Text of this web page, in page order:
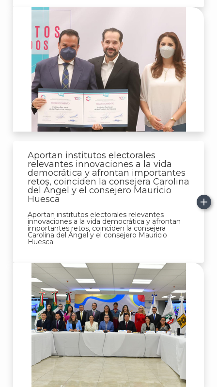
Aportan institutos electorales
relevantes innovaciones a la vida
democrática y afrontan importantes
retos, coinciden la consejera Carolina
del Ángel y el consejero Mauricio
Huesca
Aportan institutos electorales relevantes
innovaciones a la vida democrática y afrontan
importantes retos, coinciden la consejera
Carolina del Ángel y el consejero Mauricio
Huesca